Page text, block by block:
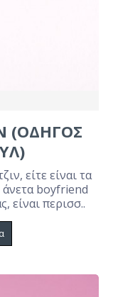
(ΟΔΗΓΟΣ
είτε είναι τα
άνετα boyfriend
είναι περισσ..